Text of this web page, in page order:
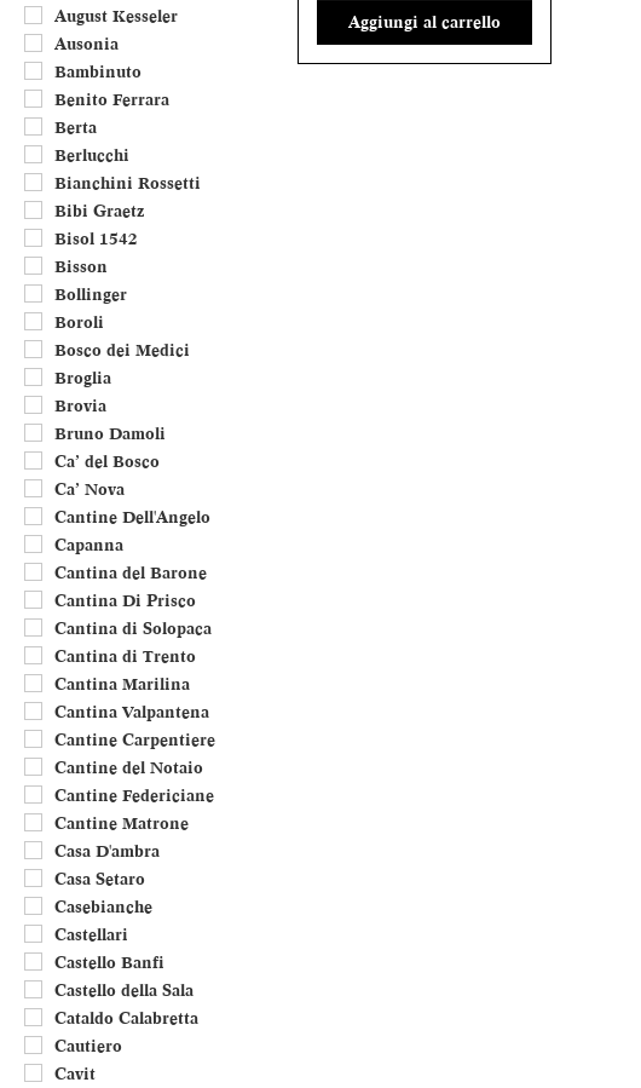
Veneto
Francia
Portogallo
August Kesseler
Ausonia
Bambinuto
Benito Ferrara
Berta
Berlucchi
Bianchini Rossetti
Bibi Graetz
Bisol 1542
Bisson
Bollinger
Boroli
Bosco dei Medici
Broglia
Brovia
Bruno Damoli
Ca’ del Bosco
Ca’ Nova
Cantine Dell'Angelo
Capanna
Cantina del Barone
Cantina Di Prisco
Cantina di Solopaca
Cantina di Trento
Cantina Marilina
Cantina Valpantena
Cantine Carpentiere
Cantine del Notaio
Cantine Federiciane
Cantine Matrone
Casa D'ambra
Casa Setaro
Casebianche
Castellari
Castello Banfi
Castello della Sala
Cataldo Calabretta
Cautiero
Cavit
Aggiungi al carrello